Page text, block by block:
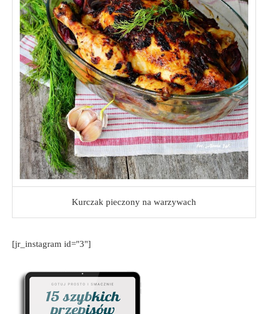
Kurczak pieczony na warzywach
[jr_instagram id="3"]